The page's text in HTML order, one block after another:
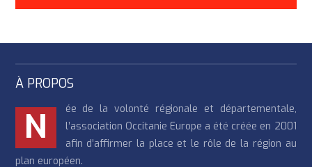
À PROPOS
N
ée de la volonté régionale et départementale,
l’association Occitanie Europe a été créée en 2001
afin d’affirmer la place et le rôle de la région au
plan européen.